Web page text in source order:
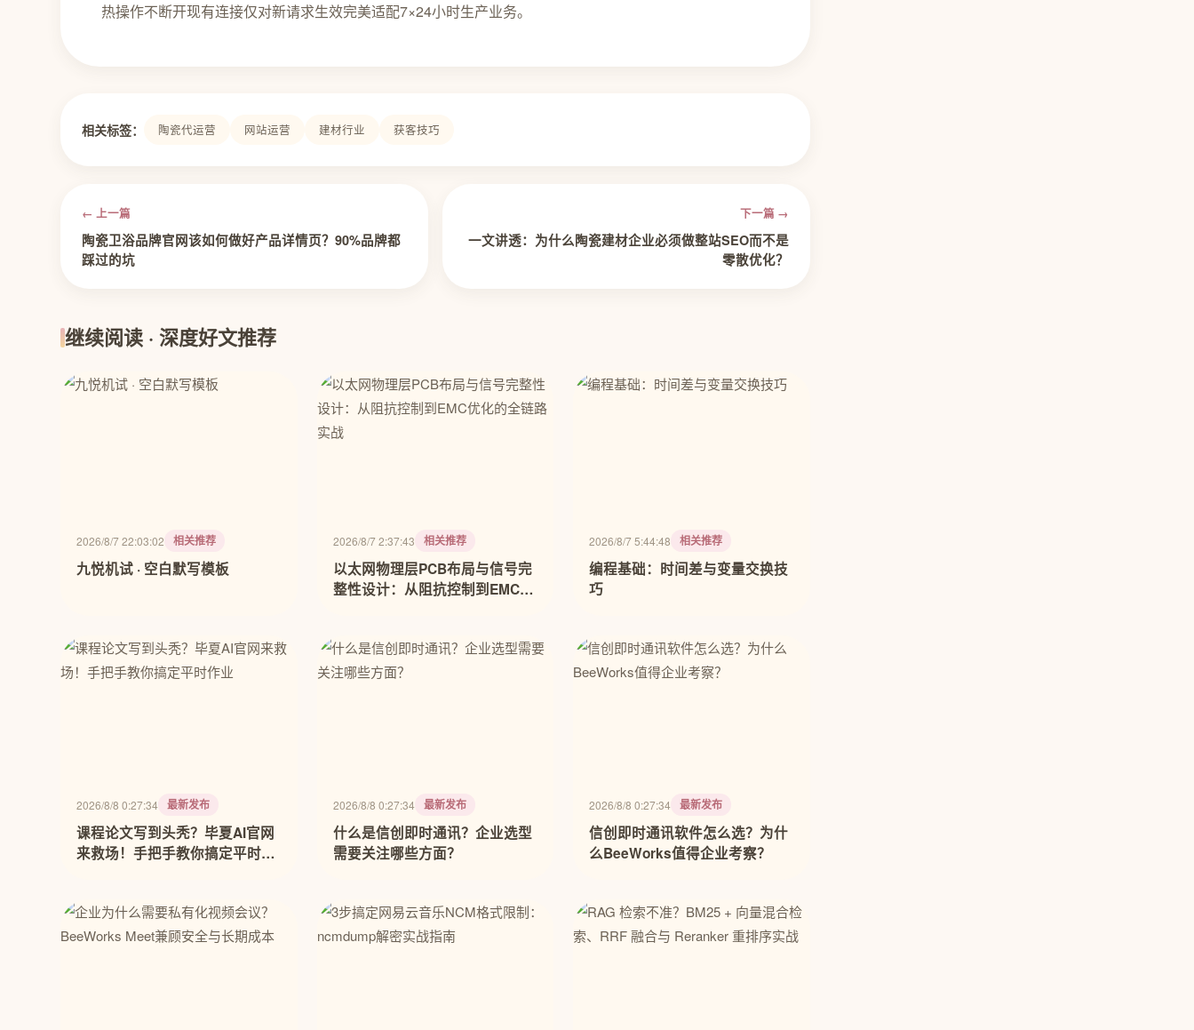
热操作不断开现有连接仅对新请求生效完美适配7×24小时生产业务。
相关标签： 陶瓷代运营 网站运营 建材行业 获客技巧
← 上一篇
陶瓷卫浴品牌官网该如何做好产品详情页？90%品牌都
踩过的坑
下一篇 →
一文讲透：为什么陶瓷建材企业必须做整站SEO而不是
零散优化？
继续阅读 · 深度好文推荐
2026/8/7 22:03:02 相关推荐
九悦机试 · 空白默写模板
2026/8/7 2:37:43 相关推荐
以太网物理层PCB布局与信号完
整性设计：从阻抗控制到EMC优
2026/8/7 5:44:48 相关推荐
编程基础：时间差与变量交换技
巧
2026/8/8 0:27:34 最新发布
课程论文写到头秃？毕夏AI官网
来救场！手把手教你搞定平时作
2026/8/8 0:27:34 最新发布
什么是信创即时通讯？企业选型
需要关注哪些方面？
2026/8/8 0:27:34 最新发布
信创即时通讯软件怎么选？为什
么BeeWorks值得企业考察？